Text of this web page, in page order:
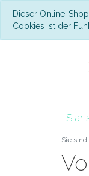
Dieser Online-
Cookies ist der
Sie sind